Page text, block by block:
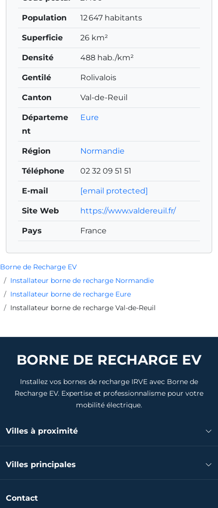
Borne de Recharge EV
Installateur borne de recharge Normandie
Installateur borne de recharge Eure
Installateur borne de recharge Val-de-Reuil
Population 12 647 habitants
Superficie 26 km²
Densité 488 hab./km²
Gentilé Rolivalois
Canton Val-de-Reuil
Départeme
nt
Eure
Région Normandie
Téléphone 02 32 09 51 51
E-mail [email protected]
Site Web https://www.valdereuil.fr/
Pays France
BORNE DE RECHARGE EV
Installez vos bornes de recharge IRVE avec Borne de
Recharge EV. Expertise et professionnalisme pour votre
mobilité électrique.
Villes à proximité
Installateur borne de recharge Oissel
Installateur borne de recharge Saint-Pierre-lès-Elbeuf
Villes principales
Installateur borne de recharge Vernon
Contact